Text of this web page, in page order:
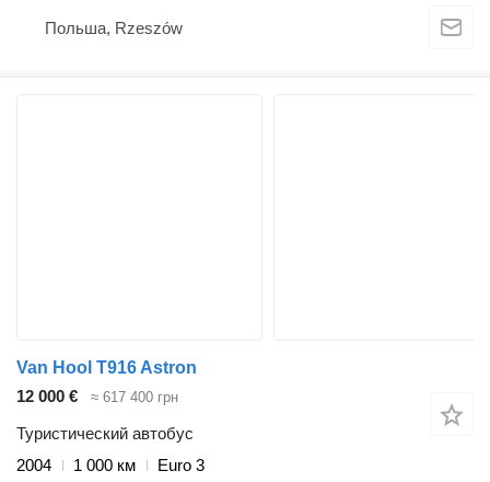
Польша, Rzeszów
Van Hool T916 Astron
12 000 €
≈ 617 400 грн
Туристический автобус
2004
1 000 км
Euro 3